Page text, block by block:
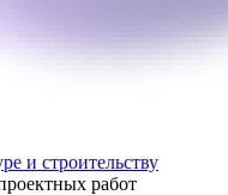
и строительству
работ